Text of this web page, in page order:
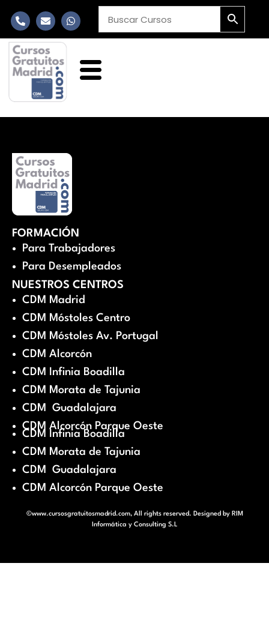
FORMACIÓN
Para Trabajadores
Para Desempleados
NUESTROS CENTROS
CDM Madrid
CDM Móstoles Centro
CDM Móstoles Av. Portugal
CDM Alcorcón
CDM Infinia Boadilla
CDM Morata de Tajunia
CDM Guadalajara
CDM Alcorcón Parque Oeste
CDM Infinia Boadilla
CDM Morata de Tajunia
CDM Guadalajara
CDM Alcorcón Parque Oeste
©www.cursosgratuitosmadrid.com, All rights reserved. Designed by RIM
Informática y Consulting S.L